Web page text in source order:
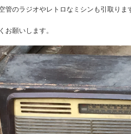
管のラジオやレトロなミシンも引取りま
お願いします。